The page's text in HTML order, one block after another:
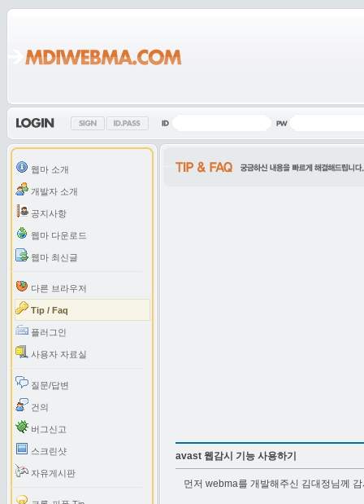
웹마 소개
개발자 소개
공지사항
웹마 다운로드
웹마 최신글
다른 브라우저
Tip / Faq
플러그인
사용자 자료실
질문/답변
건의
버그신고
스크린샷
자유게시판
avast 웹감시 기능 사용하기
먼저 webma를 개발해주신 김대정님께